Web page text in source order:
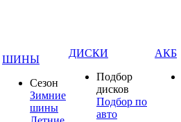
ШИНЫ
Сезон
Зимние
шины
ДИСКИ
Подбор
дисков
Подбор по
авто
АКБ